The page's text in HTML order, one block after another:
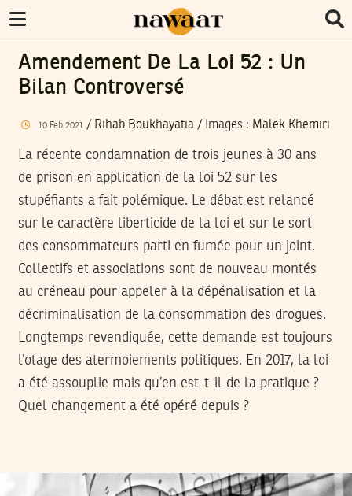
Amendement De La Loi 52 : Un
Bilan Controversé
10 Feb 2021/ Rihab Boukhayatia / Images : Malek Khemiri
La récente condamnation de trois jeunes à 30 ans
de prison en application de la loi 52 sur les
stupéfiants a fait polémique. Le débat est relancé
sur le caractère liberticide de la loi et sur le sort
des consommateurs parti en fumée pour un joint.
Collectifs et associations sont de nouveau montés
au créneau pour appeler à la dépénalisation et la
décriminalisation de la consommation des drogues.
Longtemps revendiquée, cette demande est toujours
l’otage des atermoiements politiques. En 2017, la loi
a été assouplie mais qu’en est-t-il de la pratique ?
Quel changement a été opéré depuis ?